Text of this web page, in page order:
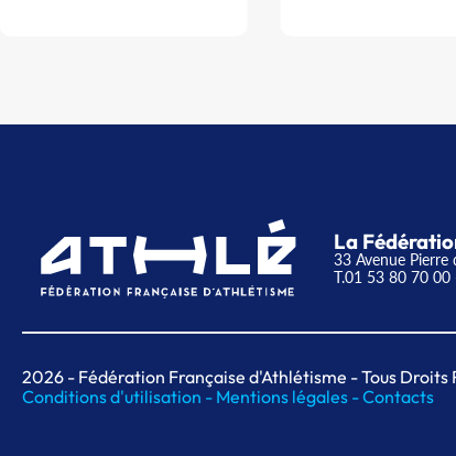
La
33 Avenue
T.01 53 80 70 00
2026 - Fédération Française d'Athlétisme - Tous Droits
Conditions d'utilisation - Mentions légales -Contacts